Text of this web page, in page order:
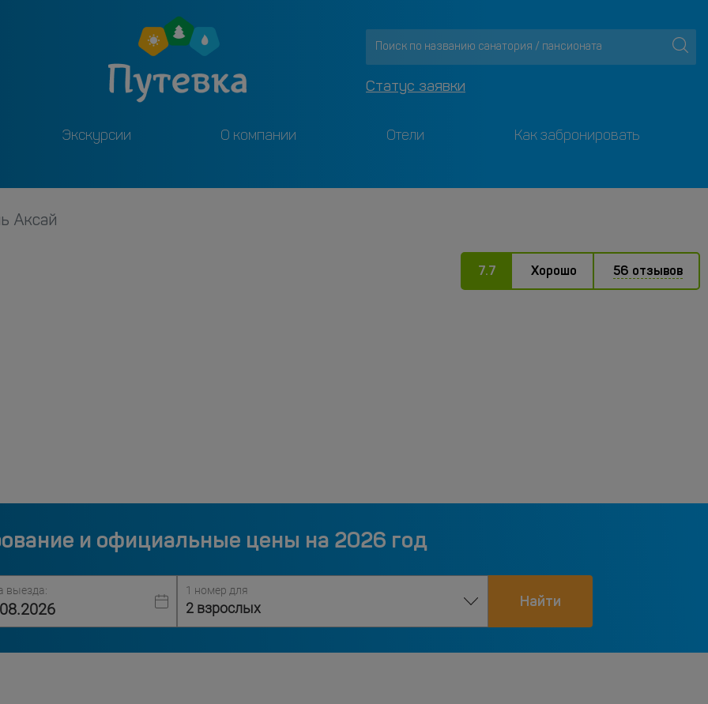
Статус заявки
Экскурсии О компании Отели Как забронировать
Аксай
7.7 Хорошо 56 отзывов
и официальные цены на 2026 год
выезда: 1 номер для
2 взрослых Найти